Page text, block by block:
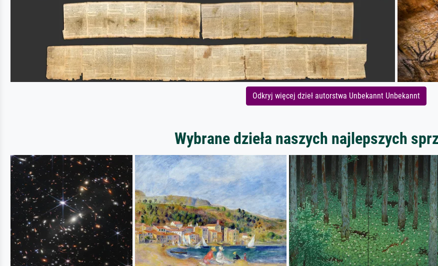
Odkryj więcej dzieł autorstwa Unbekannt Unbekannt
Wybrane dzieła naszych najlepszych